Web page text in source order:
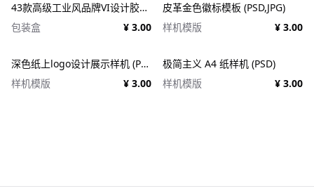
43款高级工业风品牌VI设计胶带包装纸盒名片信纸信封展示效果图PSD样机 Duct tape &#038; Box mockups
包装盒
¥ 3.00
皮革金色徽标模板 (PSD,JPG)
样机模版
¥ 3.00
深色纸上logo设计展示样机 (PSD)
样机模版
¥ 3.00
极简主义 A4 纸样机 (PSD)
样机模版
¥ 3.00